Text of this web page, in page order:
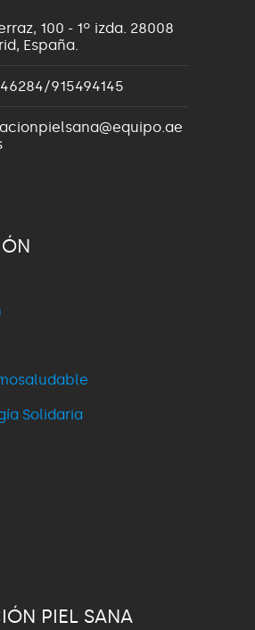
100 - 1º izda. 28008
España.
915494145
Solidaria
PIEL SANA